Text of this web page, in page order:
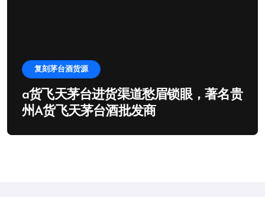
复刻茅台酒货源
a货飞天茅台进货渠道愁眉锁眼，著名贵
州A货飞天茅台酒批发商